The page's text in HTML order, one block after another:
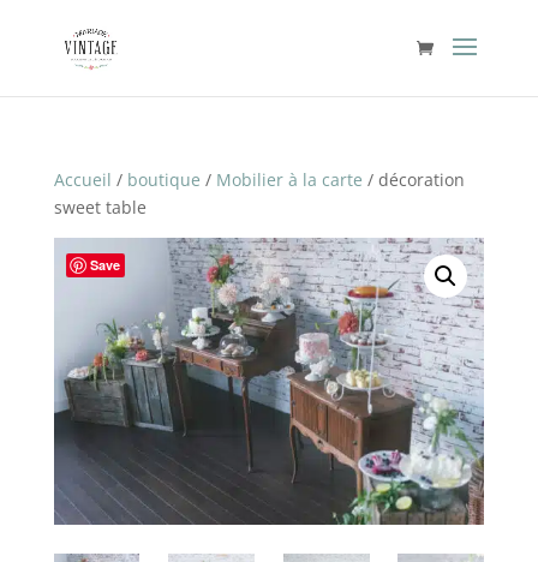
Accueil / boutique / Mobilier à la carte / décoration
sweet table
Save